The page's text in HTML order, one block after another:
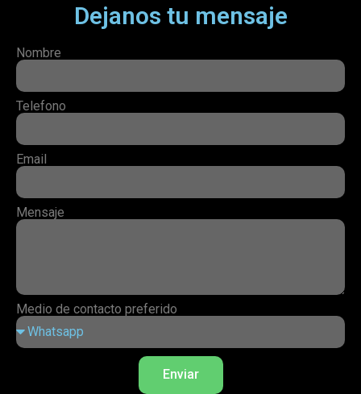
Dejanos tu mensaje
Nombre
Telefono
Email
Mensaje
Medio de contacto preferido
Enviar